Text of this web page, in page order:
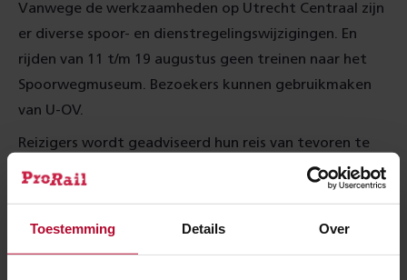
Toestemming Details Over
Vanwege de werkzaamheden op Utrecht Centraal zijn
er diverse spoor- en dienstregelingswijzigingen. En
rijden van 11 t/m 19 augustus geen treinen naar het
Spoorwegmuseum. Bezoekers kunnen gebruikmaken
van U-OV.
Reizigers wordt geadviseerd hun reis van tevoren te
plannen via de NS Reisplanner op ns.nl of de NS
Reisplanner Xtra app. In het reisadvies is een schatting